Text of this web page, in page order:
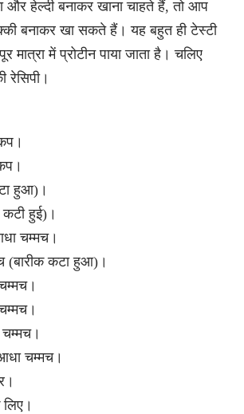
हेल्दी बनाकर खाना चाहते हैं, तो आप
बनाकर खा सकते हैं। यह बहुत ही टेस्टी
मात्रा में प्रोटीन पाया जाता है। चलिए
रेसिपी।
हुआ)।
कटी हुई)।
चम्मच।
(बारीक कटा हुआ)।
चम्मच।